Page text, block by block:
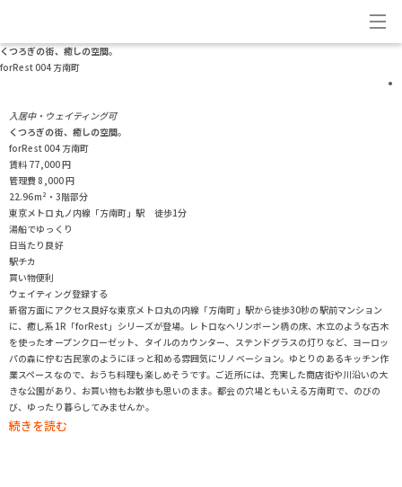
くつろぎの街、癒しの空間。
forRest 004 方南町
入居中・ウェイティング可
くつろぎの街、癒しの空間。
forRest 004 方南町
賃料 77,000円
管理費 8,000円
22.96m²・3階部分
東京メトロ丸ノ内線「方南町」駅 徒歩1分
湯船でゆっくり
日当たり良好
駅チカ
買い物便利
ウェイティング登録する
新宿方面にアクセス良好な東京メトロ丸の内線「方南町」駅から徒歩30秒の駅前マンション
に、癒し系1R「forRest」シリーズが登場。レトロなヘリンボーン柄の床、木立のような古木
を使ったオープンクローゼット、タイルのカウンター、ステンドグラスの灯りなど、ヨーロッ
パの森に佇む古民家のようにほっと和める雰囲気にリノベーション。ゆとりのあるキッチン作
業スペースなので、おうち料理も楽しめそうです。ご近所には、充実した商店街や川沿いの大
きな公園があり、お買い物もお散歩も思いのまま。都会の穴場ともいえる方南町で、のびの
び、ゆったり暮らしてみませんか。